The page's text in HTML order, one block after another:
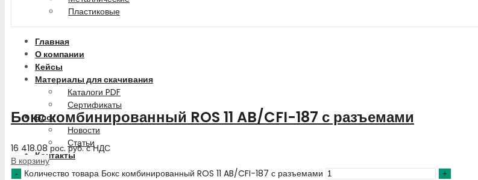
Пластиковые
Главная
О компании
Кейсы
Материалы для скачивания
Каталоги PDF
Сертификаты
Блог
Новости
Статьи
Контакты
Бокс комбинированный ROS 11 AB/CFI-187 с разъемами
16 418.08рос. руб.с НДС
В корзину
Количество товара Бокс комбинированный ROS 11 AB/CFI-187 с разъемами